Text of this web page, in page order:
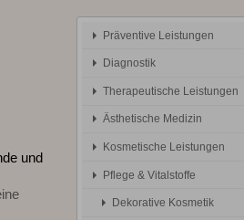
und
Präventive Leistungen
Diagnostik
Therapeutische Leistungen
Ästhetische Medizin
Kosmetische Leistungen
Pflege & Vitalstoffe
Dekorative Kosmetik